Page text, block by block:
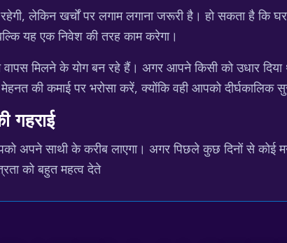
लेकिन खर्चों पर लगाम लगाना जरूरी है। हो सकता है कि घर
यह एक निवेश की तरह काम करेगा।
मिलने के योग बन रहे हैं। अगर आपने किसी को उधार
की कमाई पर भरोसा करें, क्योंकि वही आपको दीर्घकालिक
गहराई
अपने साथी के करीब लाएगा। अगर पिछले कुछ दिनों से कोई
को बहुत महत्व देते